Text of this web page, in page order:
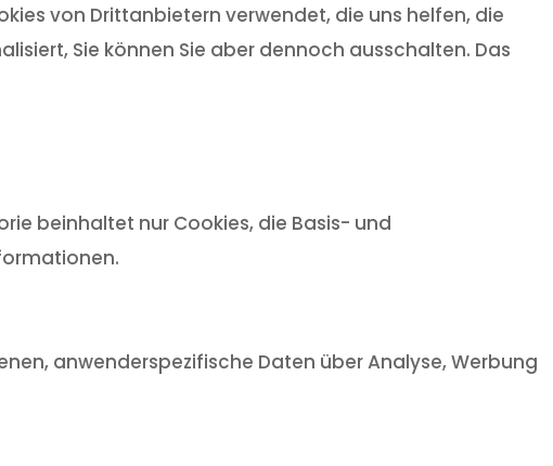
von Drittanbietern verwendet, die uns helfen, die
Sie können Sie aber dennoch ausschalten. Das
beinhaltet nur Cookies, die Basis- und
anwenderspezifische Daten über Analyse, Werbung